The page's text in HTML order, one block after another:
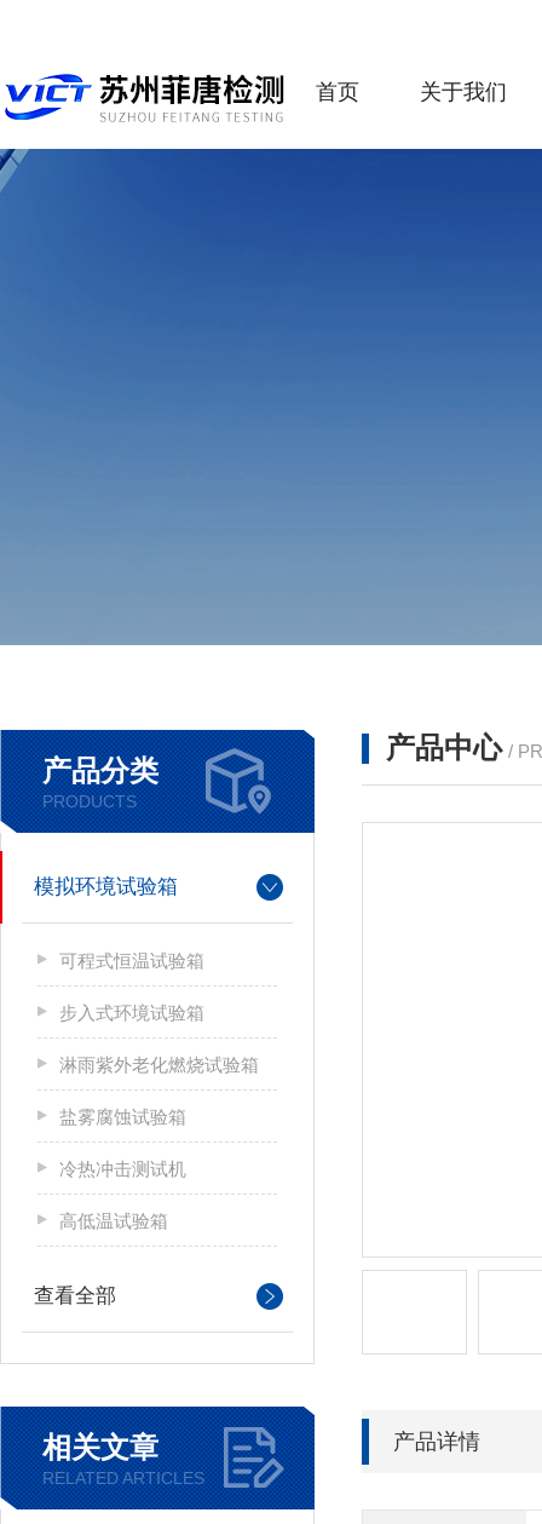
首页 关于我们
产品分类
PRODUCTS
模拟环境试验箱
可程式恒温试验箱
步入式环境试验箱
淋雨紫外老化燃烧试验箱
盐雾腐蚀试验箱
冷热冲击测试机
高低温试验箱
查看全部
相关文章
RELATED ARTICLES
产品中心 /
产品详情